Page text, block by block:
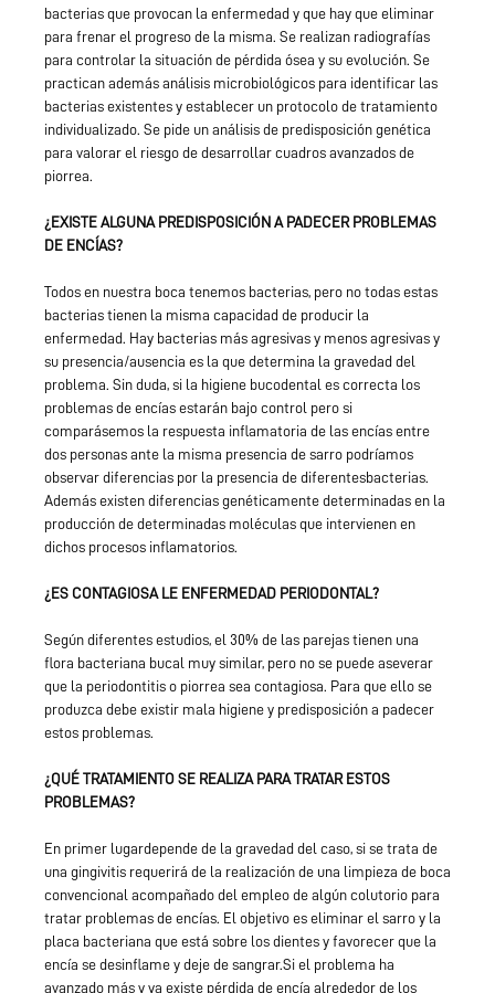
bacterias que provocan la enfermedad y que hay que eliminar
para frenar el progreso de la misma. Se realizan radiografías
para controlar la situación de pérdida ósea y su evolución. Se
practican además análisis microbiológicos para identificar las
bacterias existentes y establecer un protocolo de tratamiento
individualizado. Se pide un análisis de predisposición genética
para valorar el riesgo de desarrollar cuadros avanzados de
piorrea.
¿EXISTE ALGUNA PREDISPOSICIÓN A PADECER PROBLEMAS
DE ENCÍAS?
Todos en nuestra boca tenemos bacterias, pero no todas estas
bacterias tienen la misma capacidad de producir la
enfermedad. Hay bacterias más agresivas y menos agresivas y
su presencia/ausencia es la que determina la gravedad del
problema. Sin duda, si la higiene bucodental es correcta los
problemas de encías estarán bajo control pero si
comparásemos la respuesta inflamatoria de las encías entre
dos personas ante la misma presencia de sarro podríamos
observar diferencias por la presencia de diferentesbacterias.
Además existen diferencias genéticamente determinadas en la
producción de determinadas moléculas que intervienen en
dichos procesos inflamatorios.
¿ES CONTAGIOSA LE ENFERMEDAD PERIODONTAL?
Según diferentes estudios, el 30% de las parejas tienen una
flora bacteriana bucal muy similar, pero no se puede aseverar
que la periodontitis o piorrea sea contagiosa. Para que ello se
produzca debe existir mala higiene y predisposición a padecer
estos problemas.
¿QUÉ TRATAMIENTO SE REALIZA PARA TRATAR ESTOS
PROBLEMAS?
En primer lugardepende de la gravedad del caso, si se trata de
una gingivitis requerirá de la realización de una limpieza de boca
convencional acompañado del empleo de algún colutorio para
tratar problemas de encías. El objetivo es eliminar el sarro y la
placa bacteriana que está sobre los dientes y favorecer que la
encía se desinflame y deje de sangrar.Si el problema ha
avanzado más y ya existe pérdida de encía alrededor de los